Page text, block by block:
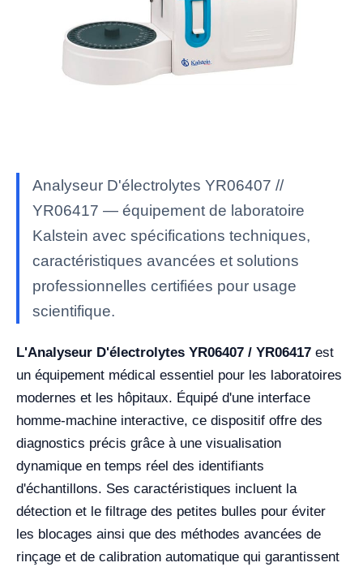
Analyseur D'électrolytes YR06407 //
YR06417 — équipement de laboratoire
Kalstein avec spécifications techniques,
caractéristiques avancées et solutions
professionnelles certifiées pour usage
scientifique.
L'Analyseur D'électrolytes YR06407 / YR06417 est
un équipement médical essentiel pour les laboratoires
modernes et les hôpitaux. Équipé d'une interface
homme-machine interactive, ce dispositif offre des
diagnostics précis grâce à une visualisation
dynamique en temps réel des identifiants
d'échantillons. Ses caractéristiques incluent la
détection et le filtrage des petites bulles pour éviter
les blocages ainsi que des méthodes avancées de
rinçage et de calibration automatique qui garantissent